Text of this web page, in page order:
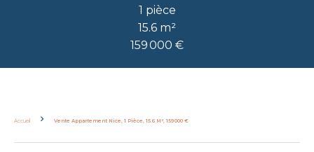
1 pièce
15.6 m²
159 000 €
Accueil Vente Appartement Nice, 1 Pièce, 15.6 M², 159 000 €